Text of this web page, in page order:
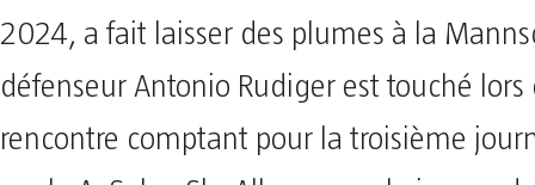
2024, a fait laisser des plumes à la
défenseur Antonio Rudiger est touché lors
rencontre comptant pour la troisième